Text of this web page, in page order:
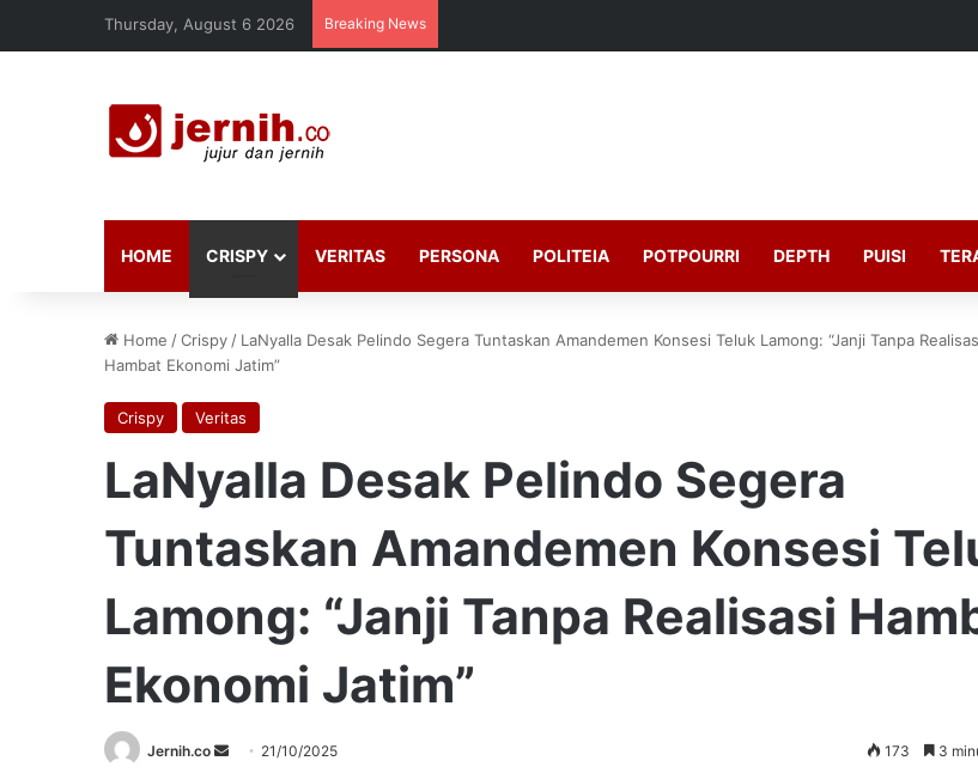
Thursday, August 6 2026 Breaking News
HOME CRISPY VERITAS PERSONA POLITEIA POTPOURRI DEPTH PUISI
Home /Crispy / LaNyalla Desak Pelindo Segera Tuntaskan Amandemen Konsesi Teluk Lamong: “Janji Tanpa
Hambat Ekonomi Jatim”
Crispy Veritas
LaNyalla Desak Pelindo Segera
Tuntaskan Amandemen Konsesi
Lamong: “Janji Tanpa Realisasi
Ekonomi Jatim”
Jernih.co
Send 21/10/2025 173 3